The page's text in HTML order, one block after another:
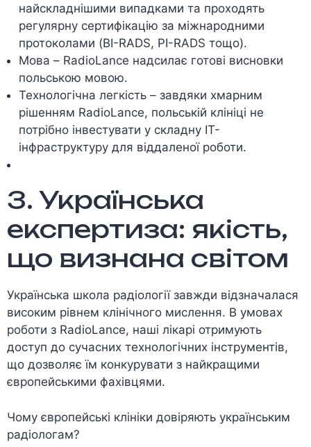
найскладнішими випадками та проходять
регулярну сертифікацію за міжнародними
протоколами (BI-RADS, PI-RADS тощо).
Мова – RadioLance надсилає готові висновки
польською мовою.
Технологічна легкість – завдяки хмарним
рішенням RadioLance, польській клініці не
потрібно інвестувати у складну IT-
інфраструктуру для віддаленої роботи.
3. Українська
експертиза: якість,
що визнана світом
Українська школа радіології завжди відзначалася
високим рівнем клінічного мислення. В умовах
роботи з RadioLance, наші лікарі отримують
доступ до сучасних технологічних інструментів,
що дозволяє їм конкурувати з найкращими
європейськими фахівцями.
Чому європейські клініки довіряють українським
радіологам?